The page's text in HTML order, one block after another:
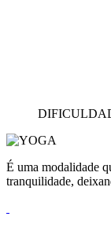
É uma modalidade
tranquilidade,